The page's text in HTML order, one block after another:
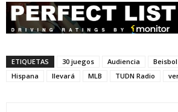
ETIQUETAS 30 juegos Audiencia Beisbol
Hispana
llevará MLB TUDN Radio